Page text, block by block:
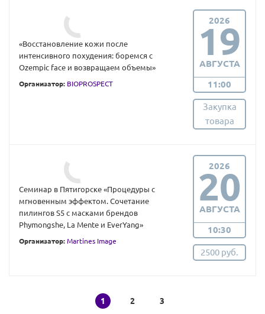
«Восстановление кожи после
интенсивного похудения: боремся с
Ozempic face и возвращаем объемы»
Организатор: BIOPROSPECT
2026
19
АВГУСТА
11:00
Закупка
товара
Семинар в Пятигорске «Процедуры с
мгновенным эффектом. Сочетание
пилингов S5 с масками брендов
Phymongshe, La Mente и EverYang»
Организатор: Martines Image
2026
20
АВГУСТА
10:30
2500 руб.
1 2 3